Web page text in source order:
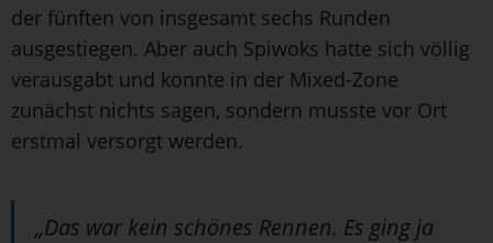
der fünften von insgesamt sechs Runden
ausgestiegen. Aber auch Spiwoks hatte sich völlig
verausgabt und konnte in der Mixed-Zone
zunächst nichts sagen, sondern musste vor Ort
erstmal versorgt werden.
„Das war kein schönes Rennen. Es ging ja